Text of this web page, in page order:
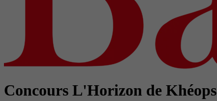
Concours L'Horizon de Khéops